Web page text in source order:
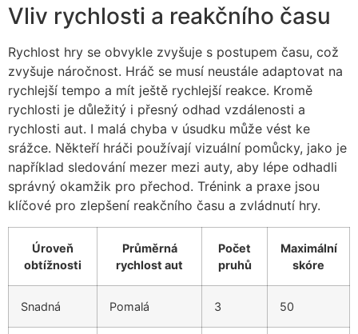
Vliv rychlosti a reakčního času
Rychlost hry se obvykle zvyšuje s postupem času, což
zvyšuje náročnost. Hráč se musí neustále adaptovat na
rychlejší tempo a mít ještě rychlejší reakce. Kromě
rychlosti je důležitý i přesný odhad vzdálenosti a
rychlosti aut. I malá chyba v úsudku může vést ke
srážce. Někteří hráči používají vizuální pomůcky, jako je
například sledování mezer mezi auty, aby lépe odhadli
správný okamžik pro přechod. Trénink a praxe jsou
klíčové pro zlepšení reakčního času a zvládnutí hry.
Úroveň
obtížnosti
Průměrná
rychlost aut
Počet
pruhů
Maximální
skóre
Snadná Pomalá 3 50